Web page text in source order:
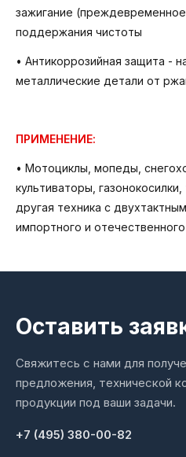
зажигание
поддержания чистоты
• Антикоррозийная защита -
металлические детали от
ПРИМЕНЕНИЕ:
• Мотоциклы, мопеды,
культиваторы,
другая техника с
импортного и
Оставить
Свяжитесь с нами для
предложения, технической
продукции под ваши задачи.
+7 (495) 380-00-82